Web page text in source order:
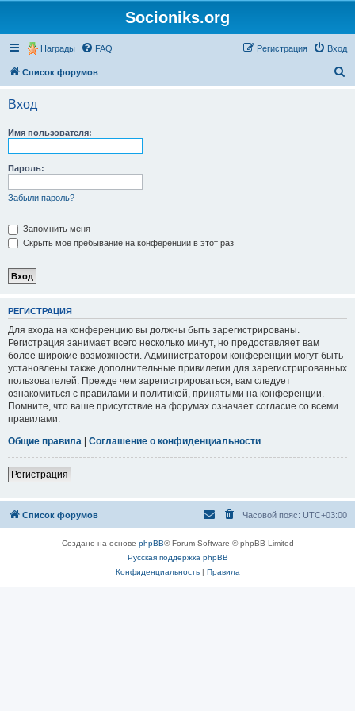
Socioniks.org
Награды FAQ Вход
Регистрация
Список форумов
Вход
Имя пользователя:
Пароль:
Забыли пароль?
Запомнить меня
Скрыть моё пребывание на конференции в этот раз
РЕГИСТРАЦИЯ
Для входа на конференцию вы должны быть зарегистрированы.
Регистрация занимает всего несколько минут, но предоставляет вам
более широкие возможности. Администратором конференции могут быть
установлены также дополнительные привилегии для зарегистрированных
пользователей. Прежде чем зарегистрироваться, вам следует
ознакомиться с правилами и политикой, принятыми на конференции.
Помните, что ваше присутствие на форумах означает согласие со всеми
правилами.
Общие правила | Соглашение о конфиденциальности
Регистрация
Список форумов Часовой пояс: UTC+03:00
Создано на основе phpBB® Forum Software © phpBB Limited
Русская поддержка phpBB
Конфиденциальность| Правила